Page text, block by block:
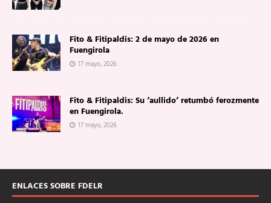
Fito & Fitipaldis: 2 de mayo de 2026 en
Fuengirola
17 mayo, 2026
Fito & Fitipaldis: Su ‘aullido’ retumbó ferozmente
en Fuengirola.
17 mayo, 2026
ENLACES SOBRE FDELR